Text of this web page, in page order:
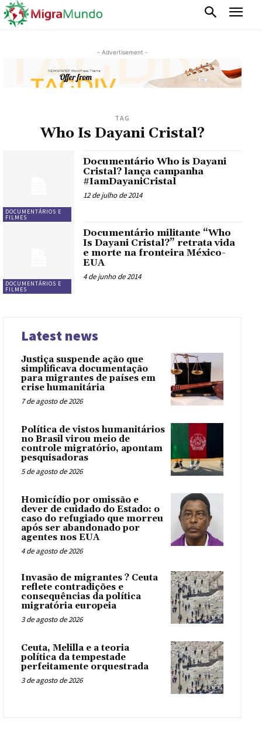
- Advertisement -
TAG
Who Is Dayani Cristal?
DOCUMENTÁRIOS E
FILMES
Documentário Who is Dayani
Cristal? lança campanha
#‎IamDayaniCristal‬
12 de julho de 2014
DOCUMENTÁRIOS E
FILMES
Documentário militante “Who
Is Dayani Cristal?” retrata vida
e morte na fronteira México-
EUA
4 de junho de 2014
Latest news
Justiça suspende ação que
simplificava documentação
para migrantes de países em
crise humanitária
7 de agosto de 2026
Política de vistos humanitários
no Brasil virou meio de
controle migratório, apontam
pesquisadoras
5 de agosto de 2026
Homicídio por omissão e
dever de cuidado do Estado: o
caso do refugiado que morreu
após ser abandonado por
agentes nos EUA
4 de agosto de 2026
Invasão de migrantes ? Ceuta
reflete contradições e
consequências da política
migratória europeia
3 de agosto de 2026
Ceuta, Melilla e a teoria
política da tempestade
perfeitamente orquestrada
3 de agosto de 2026